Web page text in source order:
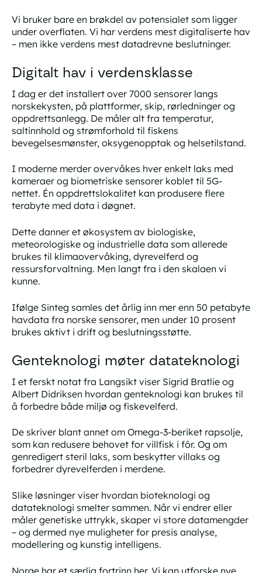
Vi bruker bare en brøkdel av potensialet som ligger
under overflaten. Vi har verdens mest digitaliserte hav
– men ikke verdens mest datadrevne beslutninger.
Digitalt hav i verdensklasse
I dag er det installert over 7000 sensorer langs
norskekysten, på plattformer, skip, rørledninger og
oppdrettsanlegg. De måler alt fra temperatur,
saltinnhold og strømforhold til fiskens
bevegelsesmønster, oksygenopptak og helsetilstand.
I moderne merder overvåkes hver enkelt laks med
kameraer og biometriske sensorer koblet til 5G-
nettet. Én oppdrettslokalitet kan produsere flere
terabyte med data i døgnet.
Dette danner et økosystem av biologiske,
meteorologiske og industrielle data som allerede
brukes til klimaovervåking, dyrevelferd og
ressursforvaltning. Men langt fra i den skalaen vi
kunne.
Ifølge Sinteg samles det årlig inn mer enn 50 petabyte
havdata fra norske sensorer, men under 10 prosent
brukes aktivt i drift og beslutningsstøtte.
Genteknologi møter datateknologi
I et ferskt notat fra Langsikt viser Sigrid Bratlie og
Albert Didriksen hvordan genteknologi kan brukes til
å forbedre både miljø og fiskevelferd.
De skriver blant annet om Omega-3-beriket rapsolje,
som kan redusere behovet for villfisk i fôr. Og om
genredigert steril laks, som beskytter villaks og
forbedrer dyrevelferden i merdene.
Slike løsninger viser hvordan bioteknologi og
datateknologi smelter sammen. Når vi endrer eller
måler genetiske uttrykk, skaper vi store datamengder
– og dermed nye muligheter for presis analyse,
modellering og kunstig intelligens.
Norge har et særlig fortrinn her. Vi kan utforske nye